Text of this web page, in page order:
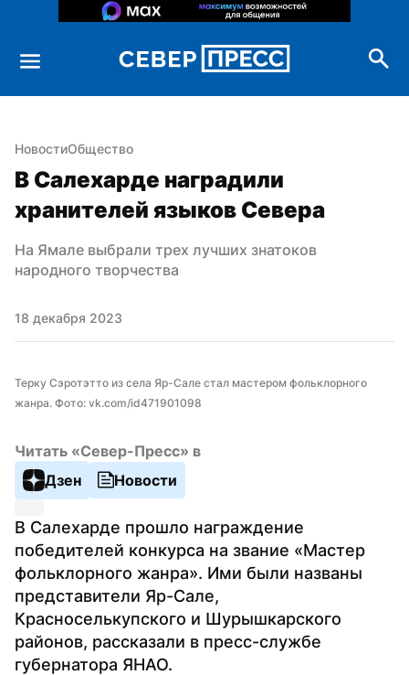
НовостиОбщество
В Салехарде наградили
хранителей языков Севера
На Ямале выбрали трех лучших знатоков
народного творчества
18 декабря 2023
Терку Сэротэтто из села Яр-Сале стал мастером фольклорного
жанра. Фото: vk.com/id471901098
Читать «Север-Пресс» в
Дзен
Новости
В Салехарде прошло награждение
победителей конкурса на звание «Мастер
фольклорного жанра». Ими были названы
представители Яр-Сале,
Красноселькупского и Шурышкарского
районов, рассказали в пресс-службе
губернатора ЯНАО.